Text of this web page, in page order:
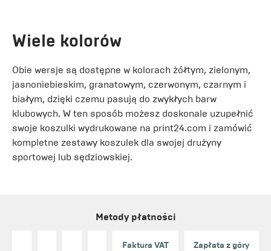
Wiele kolorów
Obie wersje są dostępne w kolorach żółtym, zielonym,
jasnoniebieskim, granatowym, czerwonym, czarnym i
białym, dzięki czemu pasują do zwykłych barw
klubowych. W ten sposób możesz doskonale uzupełnić
swoje koszulki wydrukowane na print24.com i zamówić
kompletne zestawy koszulek dla swojej drużyny
sportowej lub sędziowskiej.
Metody płatności
Faktura VAT Zapłata z góry